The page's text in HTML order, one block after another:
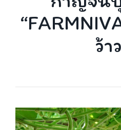
ว้า